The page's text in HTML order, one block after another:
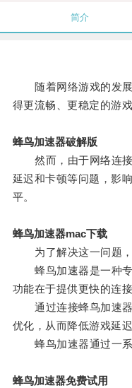
简介
随着网络游戏的发展
得更流畅、更稳定的游戏
蜂鸟加速器破解版
然而，由于网络连接
延迟和卡顿等问题，影
平。
蜂鸟加速器mac下载
为了解决这一问题，
蜂鸟加速器是一种专
功能在于提供更快的连
通过连接蜂鸟加速器
优化，从而降低游戏延
蜂鸟加速器通过一系
蜂鸟加速器免费试用